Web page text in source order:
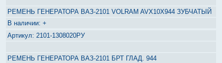
РЕМЕНЬ ГЕНЕРАТОРА ВАЗ-2101 VOLRAM AVX10X944 ЗУБЧАТЫЙ
+
2101-1308020РУ
РЕМЕНЬ ГЕНЕРАТОРА ВАЗ-2101 БРТ ГЛАД. 944